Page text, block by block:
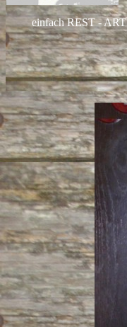
einfach REST - ART